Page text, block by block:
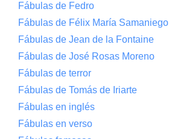
Fábulas de Fedro
Fábulas de Félix María Samaniego
Fábulas de Jean de la Fontaine
Fábulas de José Rosas Moreno
Fábulas de terror
Fábulas de Tomás de Iriarte
Fábulas en inglés
Fábulas en verso